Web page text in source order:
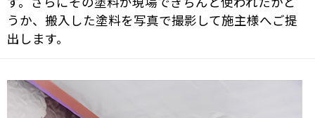
うか、搬入した塗料を写真で撮影して施主様へご提
出します。